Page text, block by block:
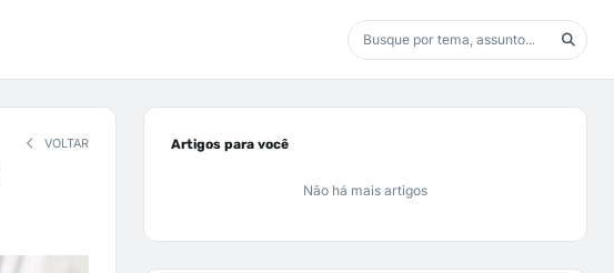
VOLTAR Artigos para você
Não há mais artigos